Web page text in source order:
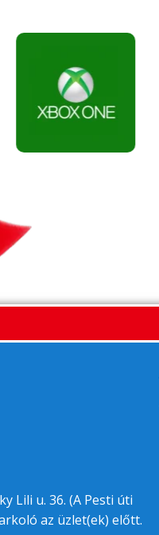
Lili u. 36. (A Pesti úti
az üzlet(ek) előtt.